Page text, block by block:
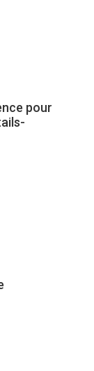
pour